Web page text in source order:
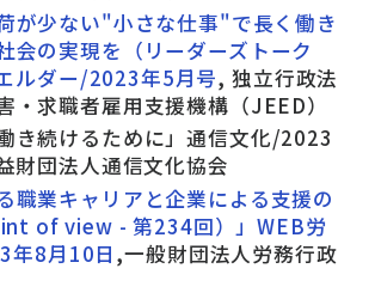
が少ない"小さな仕事"で長く働き
会の実現を（リーダーズトーク
ルダー/2023年5月号, 独立行政法
・求職者雇用支援機構（JEED）
き続けるために」通信文化/2023
財団法人通信文化協会
職業キャリアと企業による支援の
of view - 第234回）」WEB労
年8月10日 ,一般財団法人労務行政